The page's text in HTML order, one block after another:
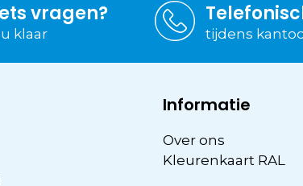
vragen?
klaar tijdens
Informatie
Over ons
Kleurenkaart RAL